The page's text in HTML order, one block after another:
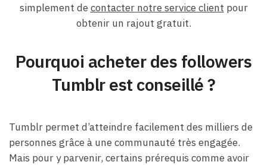
simplement decontacter notre service client pour
obtenir un rajout gratuit.
Pourquoi acheter des followers
Tumblr est conseillé ?
Tumblr permet d’atteindre facilement des milliers de
personnes grâce à une communauté très engagée.
Mais pour y parvenir, certains prérequis comme avoir